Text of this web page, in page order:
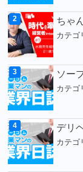
ちゃ
カテ
ソー
カテ
デリ
カテ